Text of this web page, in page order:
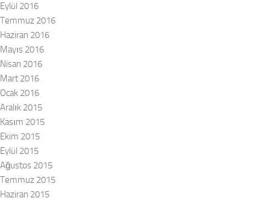
Eylül 2016
Temmuz 2016
Haziran 2016
Mayıs 2016
Nisan 2016
Mart 2016
Ocak 2016
Aralık 2015
Kasım 2015
Ekim 2015
Eylül 2015
Ağustos 2015
Temmuz 2015
Haziran 2015